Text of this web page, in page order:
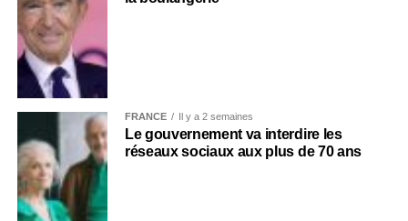
FRANCE Il y a 2 semaines
Le gouvernement va interdire les
réseaux sociaux aux plus de 70 ans